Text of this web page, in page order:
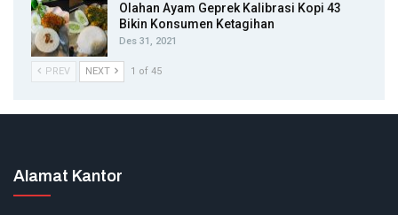
Olahan Ayam Geprek Kalibrasi Kopi 43
Bikin Konsumen Ketagihan
Des 31, 2021
PREV NEXT 1 of 45
Alamat Kantor